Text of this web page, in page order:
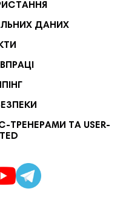
ДАНИХ
ТРЕНЕРАМИ ТА USER-